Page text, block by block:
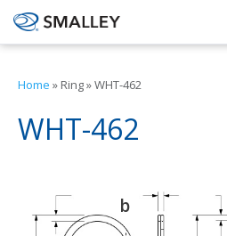
Search form
搜索
Home » Ring»WHT-462
WHT-462
b